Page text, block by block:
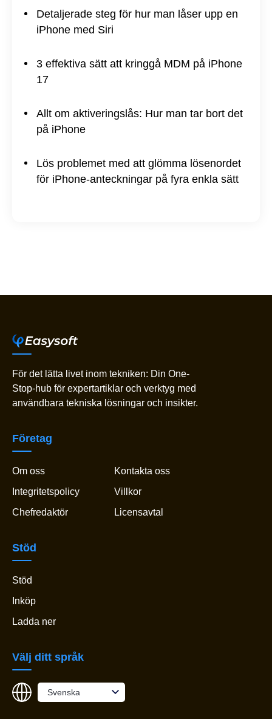
Detaljerade steg för hur man låser upp en
iPhone med Siri
3 effektiva sätt att kringgå MDM på iPhone
17
Allt om aktiveringslås: Hur man tar bort det
på iPhone
Lös problemet med att glömma lösenordet
för iPhone-anteckningar på fyra enkla sätt
För det lätta livet inom tekniken: Din One-
Stop-hub för expertartiklar och verktyg med
användbara tekniska lösningar och insikter.
Företag
Om oss
Kontakta oss
Integritetspolicy
Villkor
Chefredaktör
Licensavtal
Stöd
Stöd
Inköp
Ladda ner
Välj ditt språk
Svenska